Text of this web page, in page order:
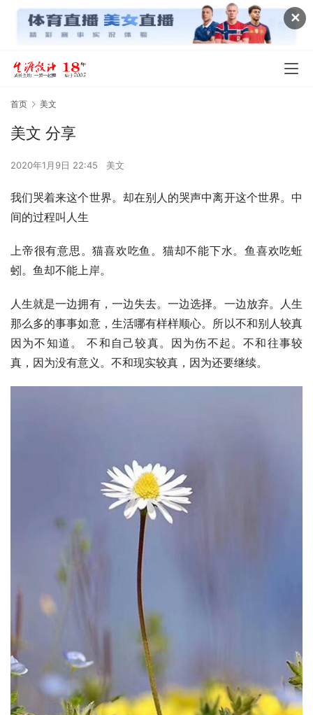
✕
首页 美文
美文 分享
2020年1月9日 22:45 美文
我们哭着来这个世界。却在别人的哭声中离开这个世界。中
间的过程叫人生
上帝很有意思。猫喜欢吃鱼。猫却不能下水。鱼喜欢吃蚯
蚓。鱼却不能上岸。
人生就是一边拥有，一边失去。一边选择。一边放弃。人生
那么多的事事如意，生活哪有样样顺心。所以不和别人较真
因为不知道。 不和自己较真。因为伤不起。不和往事较
真，因为没有意义。不和现实较真，因为还要继续。